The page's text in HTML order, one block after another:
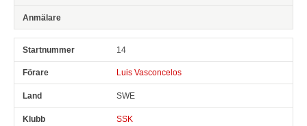
14
Luis Vasconcelos
SWE
SSK